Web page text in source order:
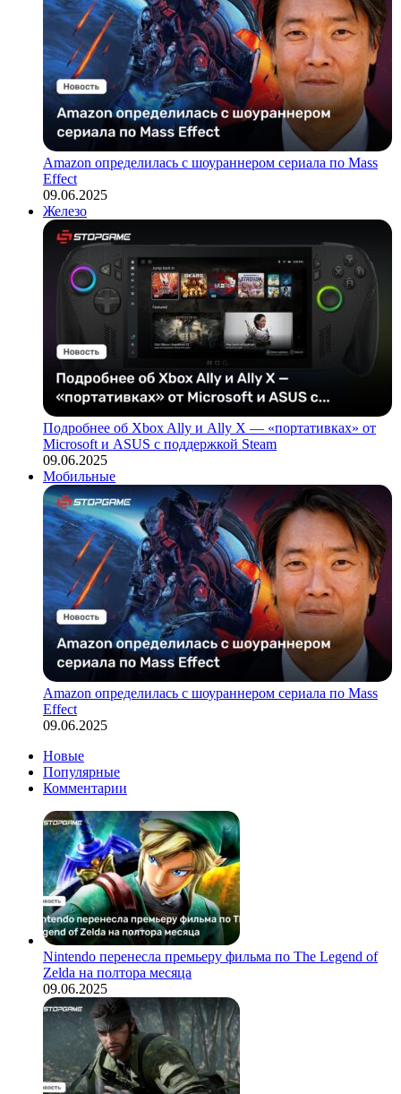
Amazon определилась с шоураннером сериала по Mass
Effect
09.06.2025
Железо
Подробнее об Xbox Ally и Ally X — «портативках» от
Microsoft и ASUS с поддержкой Steam
09.06.2025
Мобильные
Amazon определилась с шоураннером сериала по Mass
Effect
09.06.2025
Новые
Популярные
Комментарии
Nintendo перенесла премьеру фильма по The Legend of
Zelda на полтора месяца
09.06.2025